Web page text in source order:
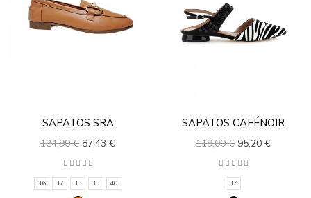
SAPATOS SRA
124,90 € 87,43 €
36 37 38 39 40
SAPATOS CAFÉNOIR
119,00 € 95,20 €
37